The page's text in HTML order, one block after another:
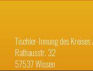
Tischler-Innung des
Rathausstr. 32
57537 Wissen